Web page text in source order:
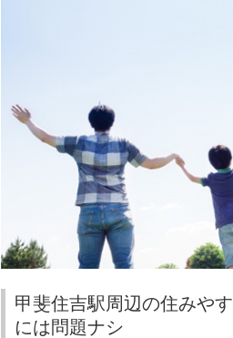
甲斐住吉駅周辺の住みや
には問題ナシ